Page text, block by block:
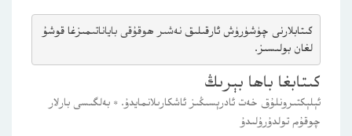
كىتابلارنى چۈشۈرۈش ئارقىلىق نەشىر ھوقۇقى باياناتىمىزغا قوشۇ
لغان بولىسىز.
كىتابغا باھا بېرىڭ
ئېلېكتىرونلۇق خەت ئادرېسىڭىز ئاشكارىلانمايدۇ. * بەلگىسى بارلار
چوقۇم تولدۇرۇلىدۇ